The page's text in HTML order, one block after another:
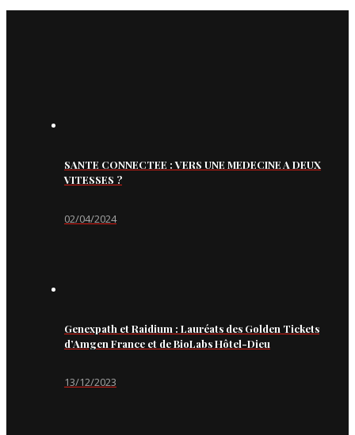
SANTE CONNECTEE : VERS UNE MEDECINE A DEUX
VITESSES ?
02/04/2024
Genexpath et Raidium : Lauréats des Golden Tickets
d’Amgen France et de BioLabs Hôtel-Dieu
13/12/2023